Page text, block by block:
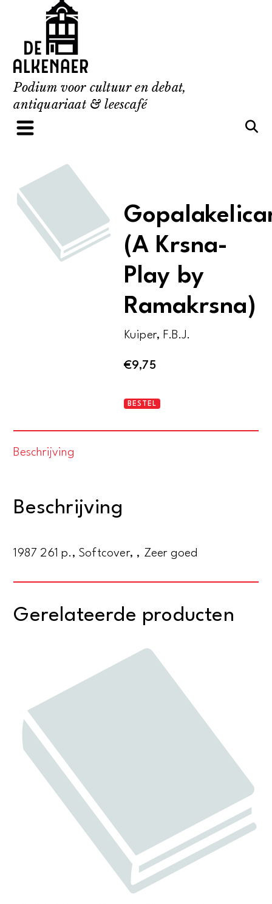
content
Podium voor cultuur en debat,
antiquariaat & leescafé
(A Krsna-
Play by
Ramakrsna)
Kuiper, F.B.J.
€9,75
Gopalakelicandrika
BESTEL
Beschrijving
Beschrijving
1987 261 p., Softcover, , Zeer goed
Gerelateerde producten